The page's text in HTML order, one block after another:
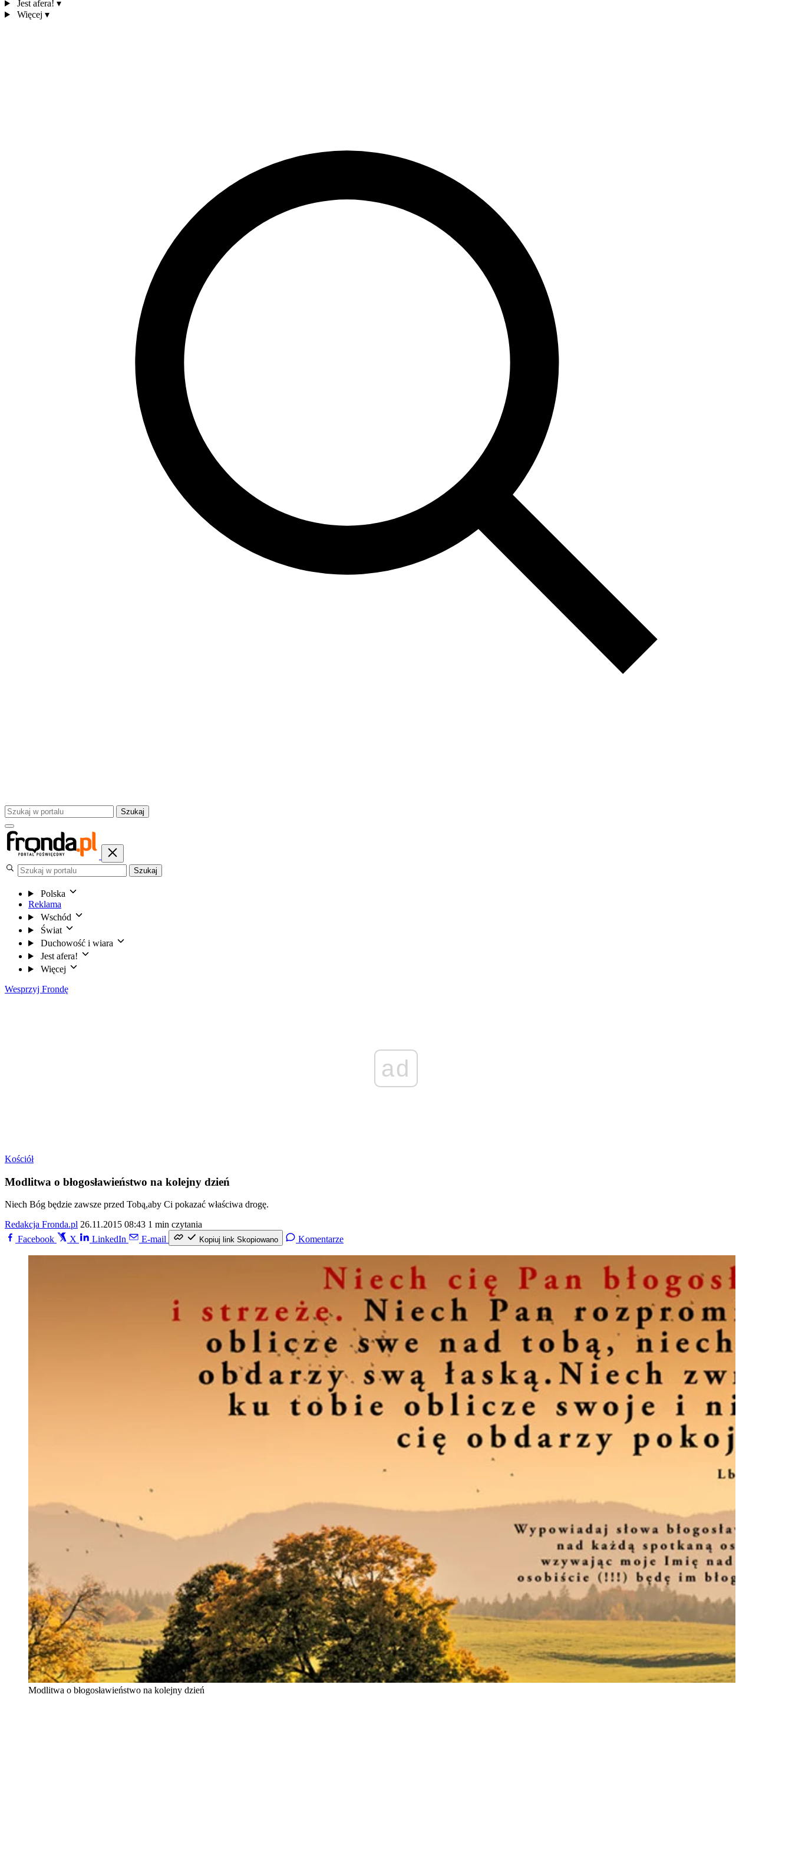
Jest afera! ▾
Więcej ▾
Szukaj
Szukaj
Polska
Reklama
Wschód
Świat
Duchowość i wiara
Jest afera!
Więcej
Wesprzyj Frondę
ad
Kościół
Modlitwa o błogosławieństwo na kolejny dzień
Niech Bóg będzie zawsze przed Tobą,aby Ci pokazać właściwa drogę.
Redakcja Fronda.pl 26.11.2015 08:43 1 min czytania
Facebook
X LinkedIn E-mail Kopiuj link Skopiowano Komentarze
Modlitwa o błogosławieństwo na kolejny dzień